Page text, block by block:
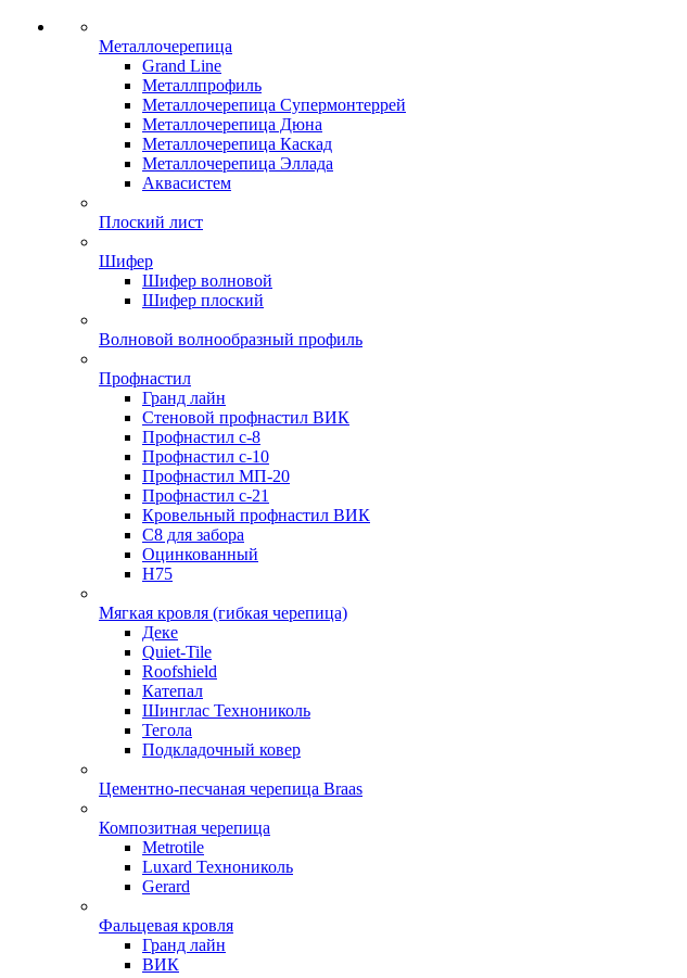
Металлочерепица
Grand Line
Металлпрофиль
Металлочерепица Супермонтеррей
Металлочерепица Дюна
Металлочерепица Каскад
Металлочерепица Эллада
Аквасистем
Плоский лист
Шифер
Шифер волновой
Шифер плоский
Волновой волнообразный профиль
Профнастил
Гранд лайн
Стеновой профнастил ВИК
Профнастил с-8
Профнастил с-10
Профнастил МП-20
Профнастил с-21
Кровельный профнастил ВИК
С8 для забора
Оцинкованный
Н75
Мягкая кровля (гибкая черепица)
Деке
Quiet-Tile
Roofshield
Катепал
Шинглас Технониколь
Тегола
Подкладочный ковер
Цементно-песчаная черепица Braas
Композитная черепица
Metrotile
Luxard Технониколь
Gerard
Фальцевая кровля
Гранд лайн
ВИК